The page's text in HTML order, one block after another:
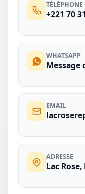
TÉLÉPHONE
+221 70
WHATSAPP
Message
EMAIL
ADRESSE
Lac